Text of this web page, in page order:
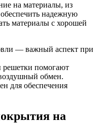
на материалы, из
надежную
материалы с хорошей
— важный аспект при
решетки помогают
обмен.
для обеспечения
на